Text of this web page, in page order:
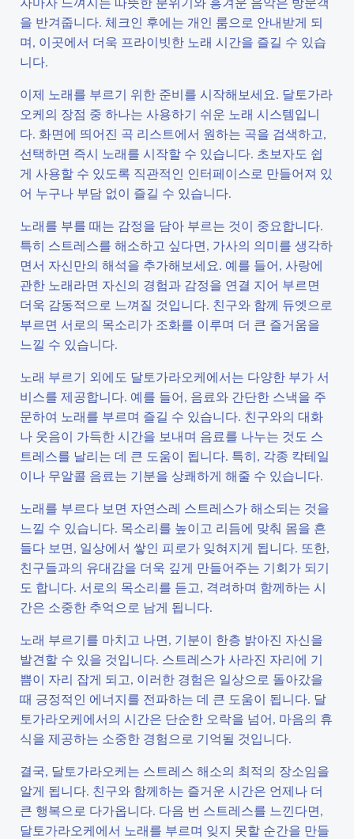
을 반겨줍니다. 체크인 후에는 개인 룸으로 안내받게 되
며, 이곳에서 더욱 프라이빗한 노래 시간을 즐길 수 있습
니다.
이제 노래를 부르기 위한 준비를 시작해보세요. 달토가라
오케의 장점 중 하나는 사용하기 쉬운 노래 시스템입니
다. 화면에 띄어진 곡 리스트에서 원하는 곡을 검색하고,
선택하면 즉시 노래를 시작할 수 있습니다. 초보자도 쉽
게 사용할 수 있도록 직관적인 인터페이스로 만들어져 있
어 누구나 부담 없이 즐길 수 있습니다.
노래를 부를 때는 감정을 담아 부르는 것이 중요합니다.
특히 스트레스를 해소하고 싶다면, 가사의 의미를 생각하
면서 자신만의 해석을 추가해보세요. 예를 들어, 사랑에
관한 노래라면 자신의 경험과 감정을 연결 지어 부르면
더욱 감동적으로 느껴질 것입니다. 친구와 함께 듀엣으로
부르면 서로의 목소리가 조화를 이루며 더 큰 즐거움을
느낄 수 있습니다.
노래 부르기 외에도 달토가라오케에서는 다양한 부가 서
비스를 제공합니다. 예를 들어, 음료와 간단한 스낵을 주
문하여 노래를 부르며 즐길 수 있습니다. 친구와의 대화
나 웃음이 가득한 시간을 보내며 음료를 나누는 것도 스
트레스를 날리는 데 큰 도움이 됩니다. 특히, 각종 칵테일
이나 무알콜 음료는 기분을 상쾌하게 해줄 수 있습니다.
노래를 부르다 보면 자연스레 스트레스가 해소되는 것을
느낄 수 있습니다. 목소리를 높이고 리듬에 맞춰 몸을 흔
들다 보면, 일상에서 쌓인 피로가 잊혀지게 됩니다. 또한,
친구들과의 유대감을 더욱 깊게 만들어주는 기회가 되기
도 합니다. 서로의 목소리를 듣고, 격려하며 함께하는 시
간은 소중한 추억으로 남게 됩니다.
노래 부르기를 마치고 나면, 기분이 한층 밝아진 자신을
발견할 수 있을 것입니다. 스트레스가 사라진 자리에 기
쁨이 자리 잡게 되고, 이러한 경험은 일상으로 돌아갔을
때 긍정적인 에너지를 전파하는 데 큰 도움이 됩니다. 달
토가라오케에서의 시간은 단순한 오락을 넘어, 마음의 휴
식을 제공하는 소중한 경험으로 기억될 것입니다.
결국, 달토가라오케는 스트레스 해소의 최적의 장소임을
알게 됩니다. 친구와 함께하는 즐거운 시간은 언제나 더
큰 행복으로 다가옵니다. 다음 번 스트레스를 느낀다면,
달토가라오케에서 노래를 부르며 잊지 못할 순간을 만들